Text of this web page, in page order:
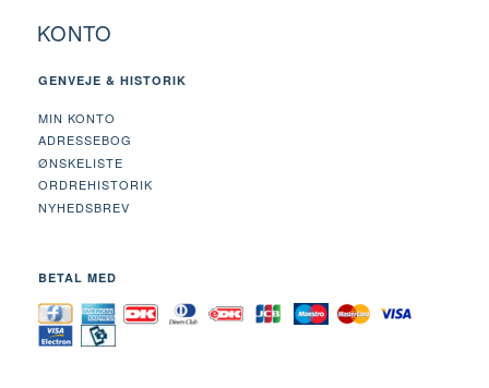
KONTO
GENVEJE & HISTORIK
MIN KONTO
ADRESSEBOG
ØNSKELISTE
ORDREHISTORIK
NYHEDSBREV
BETAL MED